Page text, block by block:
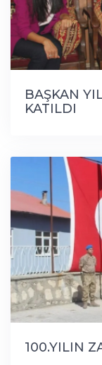
BAŞKAN
KATILDI
100.YILIN